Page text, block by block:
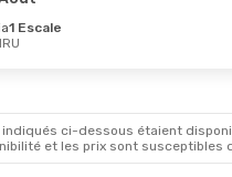
1 Escale
indiqués ci-dessous étaient
et les prix sont susceptibles